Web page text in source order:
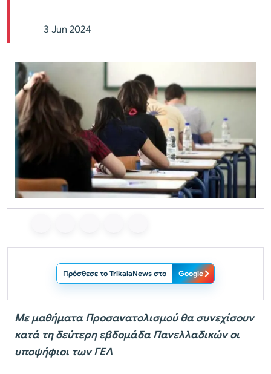
3 Jun 2024
Πρόσθεσε το TrikalaNews στο Google
Με μαθήματα Προσανατολισμού θα συνεχίσουν
κατά τη δεύτερη εβδομάδα Πανελλαδικών οι
υποψήφιοι των ΓΕΛ